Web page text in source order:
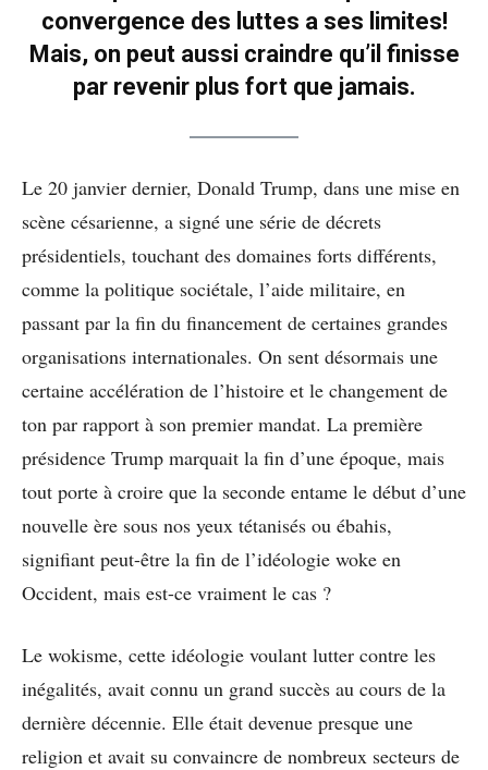
convergence des luttes a ses limites!
Mais, on peut aussi craindre qu’il finisse
par revenir plus fort que jamais.
Le 20 janvier dernier, Donald Trump, dans une mise en
scène césarienne, a signé une série de décrets
présidentiels, touchant des domaines forts différents,
comme la politique sociétale, l’aide militaire, en
passant par la fin du financement de certaines grandes
organisations internationales. On sent désormais une
certaine accélération de l’histoire et le changement de
ton par rapport à son premier mandat. La première
présidence Trump marquait la fin d’une époque, mais
tout porte à croire que la seconde entame le début d’une
nouvelle ère sous nos yeux tétanisés ou ébahis,
signifiant peut-être la fin de l’idéologie woke en
Occident, mais est-ce vraiment le cas ?
Le wokisme, cette idéologie voulant lutter contre les
inégalités, avait connu un grand succès au cours de la
dernière décennie. Elle était devenue presque une
religion et avait su convaincre de nombreux secteurs de